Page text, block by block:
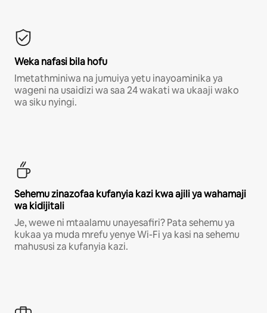
Weka nafasi bila hofu
Imetathminiwa na jumuiya yetu inayoaminika ya
wageni na usaidizi wa saa 24 wakati wa ukaaji wako
wa siku nyingi.
Sehemu zinazofaa kufanyia kazi kwa ajili ya wahamaji
wa kidijitali
Je, wewe ni mtaalamu unayesafiri? Pata sehemu ya
kukaa ya muda mrefu yenye Wi-Fi ya kasi na sehemu
mahususi za kufanyia kazi.